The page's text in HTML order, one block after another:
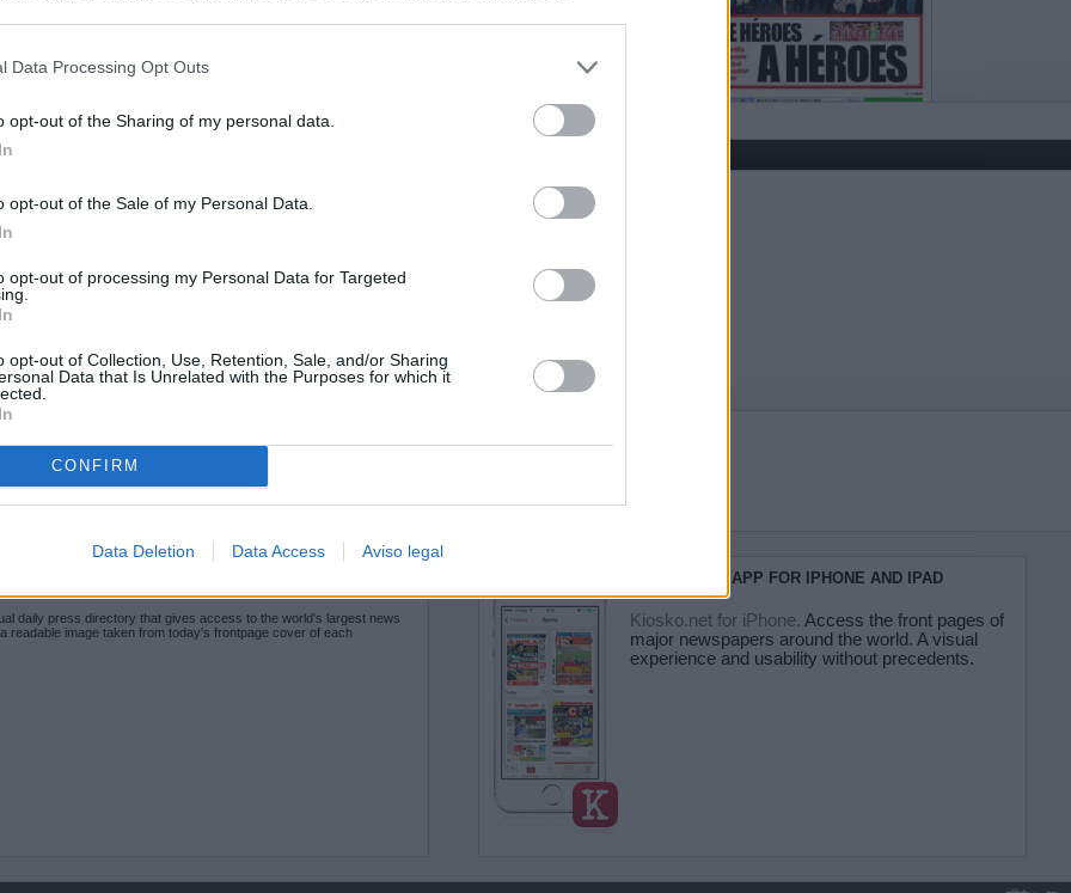
Data Processing Opt Outs
opt-out of the Sharing of my personal data.
opt-out of the Sale of my Personal Data.
opt-out of processing my Personal Data for Targeted
opt-out of Collection, Use, Retention, Sale, and/or Sharing
Data that Is Unrelated with the Purposes for which it
CONFIRM
Data Deletion Data Access Aviso legal
daily press directory that gives access to the world's largest news
readable image taken from today's frontpage cover of each
KIOSKO.NET APP FOR IPHONE AND IPAD
Kiosko.net for iPhone. Access the front pages of
major newspapers around the world. A visual
experience and usability without precedents.